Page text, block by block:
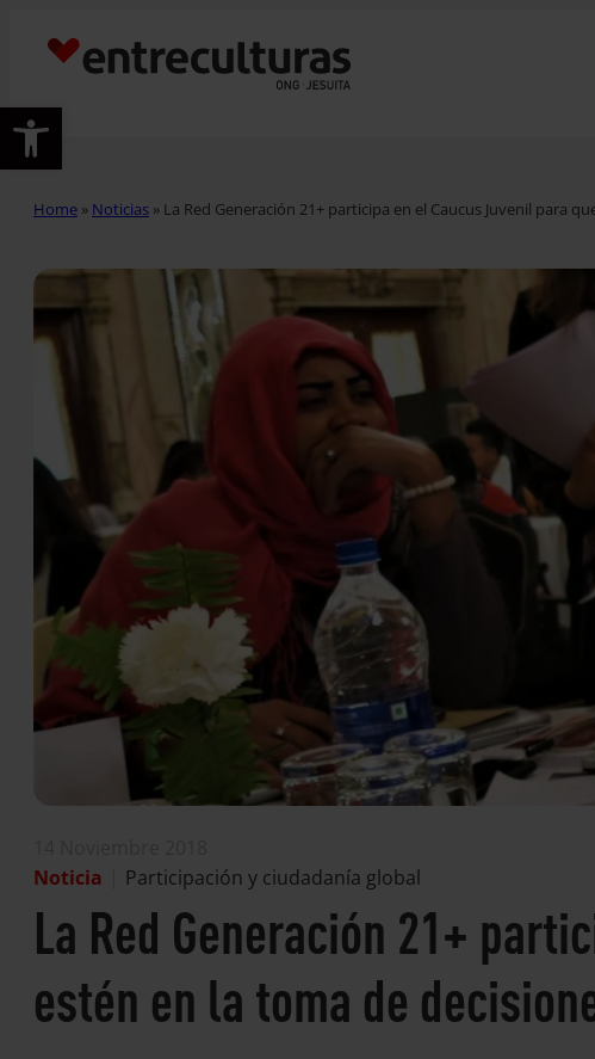
Abrir barra de herramientas
Home » Noticias » La Red Generación 21+ participa en el Caucus Juvenil para
Noticia
Participación y ciudadanía global
La Red Generación 21+
estén en la toma de